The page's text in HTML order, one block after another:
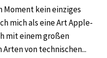
Moment kein einziges
mich als eine Art Apple-
mit einem großen
von technischen...